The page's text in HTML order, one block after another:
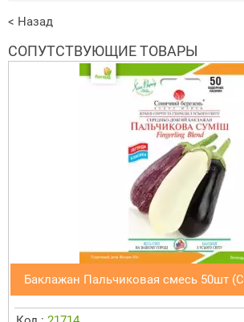
< Назад
СОПУТСТВУЮЩИЕ ТОВАРЫ
Баклажан Пальчиковая смесь 50шт